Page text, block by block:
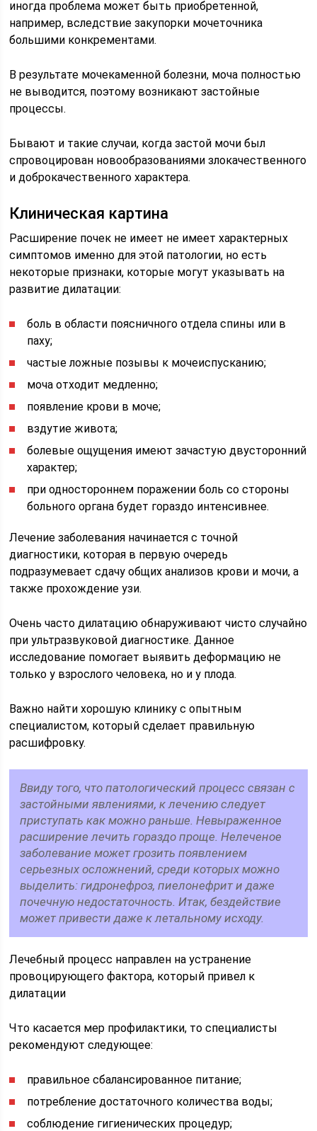
иногда проблема может быть приобретенной,
например, вследствие закупорки мочеточника
большими конкрементами.
В результате мочекаменной болезни, моча полностью
не выводится, поэтому возникают застойные
процессы.
Бывают и такие случаи, когда застой мочи был
спровоцирован новообразованиями злокачественного
и доброкачественного характера.
Клиническая картина
Расширение почек не имеет не имеет характерных
симптомов именно для этой патологии, но есть
некоторые признаки, которые могут указывать на
развитие дилатации:
боль в области поясничного отдела спины или в
паху;
частые ложные позывы к мочеиспусканию;
моча отходит медленно;
появление крови в моче;
вздутие живота;
болевые ощущения имеют зачастую двусторонний
характер;
при одностороннем поражении боль со стороны
больного органа будет гораздо интенсивнее.
Лечение заболевания начинается с точной
диагностики, которая в первую очередь
подразумевает сдачу общих анализов крови и мочи, а
также прохождение узи.
Очень часто дилатацию обнаруживают чисто случайно
при ультразвуковой диагностике. Данное
исследование помогает выявить деформацию не
только у взрослого человека, но и у плода.
Важно найти хорошую клинику с опытным
специалистом, который сделает правильную
расшифровку.
Ввиду того, что патологический процесс связан с
застойными явлениями, к лечению следует
приступать как можно раньше. Невыраженное
расширение лечить гораздо проще. Нелеченое
заболевание может грозить появлением
серьезных осложнений, среди которых можно
выделить: гидронефроз, пиелонефрит и даже
почечную недостаточность. Итак, бездействие
может привести даже к летальному исходу.
Лечебный процесс направлен на устранение
провоцирующего фактора, который привел к
дилатации
Что касается мер профилактики, то специалисты
рекомендуют следующее:
правильное сбалансированное питание;
потребление достаточного количества воды;
соблюдение гигиенических процедур;